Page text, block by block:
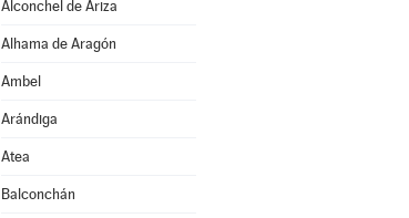
Alconchel de Ariza
Alhama de Aragón
Ambel
Arándiga
Atea
Balconchán